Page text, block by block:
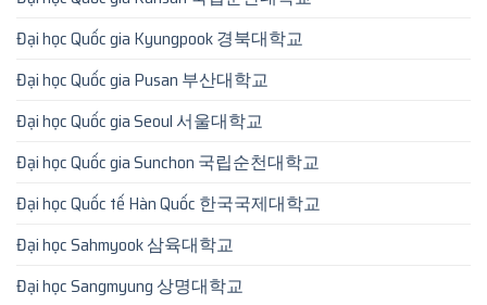
Đại học Quốc gia Kyungpook 경북대학교
Đại học Quốc gia Pusan 부산대학교
Đại học Quốc gia Seoul 서울대학교
Đại học Quốc gia Sunchon 국립순천대학교
Đại học Quốc tế Hàn Quốc 한국국제대학교
Đại học Sahmyook 삼육대학교
Đại học Sangmyung 상명대학교